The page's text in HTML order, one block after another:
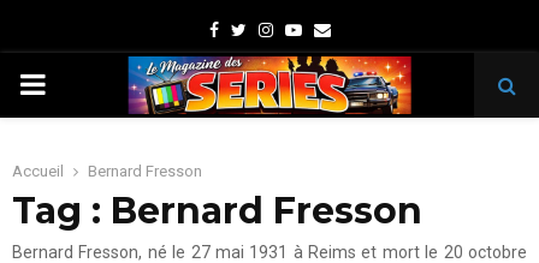
Facebook
TwitterInstagram
Youtube
Email
PRIMARY
Accueil Bernard Fresson
Tag : Bernard Fresson
Bernard Fresson, né le 27 mai 1931 à Reims et mort le 20 octobre